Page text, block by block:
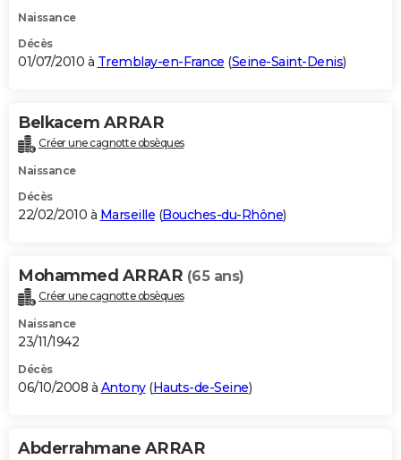
Naissance
Décès
01/07/2010 à Tremblay-en-France (Seine-Saint-Denis)
Belkacem ARRAR
Créer une cagnotte obsèques
Naissance
Décès
22/02/2010 à Marseille (Bouches-du-Rhône)
Mohammed ARRAR (65 ans)
Créer une cagnotte obsèques
Naissance
23/11/1942
Décès
06/10/2008 à Antony(Hauts-de-Seine)
Abderrahmane ARRAR